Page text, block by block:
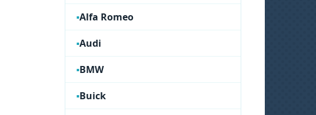
Alfa Romeo
Audi
BMW
Buick